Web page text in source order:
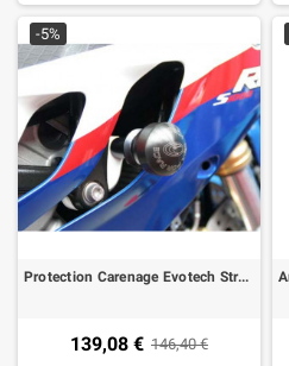
-5%
Protection Carenage Evotech Street Defender pour BMW S 1000 RR
139,08 € 146,40 €